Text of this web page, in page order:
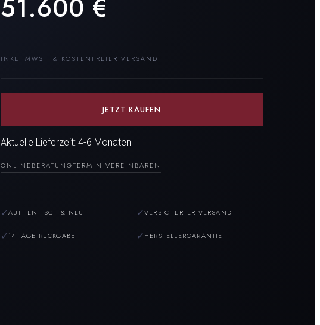
51.600 €
INKL. MWST. & KOSTENFREIER VERSAND
JETZT KAUFEN
Aktuelle Lieferzeit: 4-6 Monaten
ONLINEBERATUNGTERMIN VEREINBAREN
✓AUTHENTISCH & NEU ✓VERSICHERTER VERSAND
✓14 TAGE RÜCKGABE ✓HERSTELLERGARANTIE